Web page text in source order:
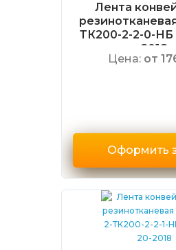
Лента
ТК200-2-2-0-НБ
2018
Цена: от
Оформить